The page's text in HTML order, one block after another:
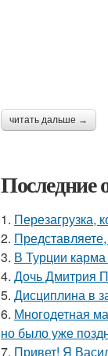
читать дальше →
Последние
1. Перезагрузка,
2.
3. В Турции карма
4. Дочь Дмитрия
5. Дисциплина в
6. Многодетная
но было уже
7. Привет! Я